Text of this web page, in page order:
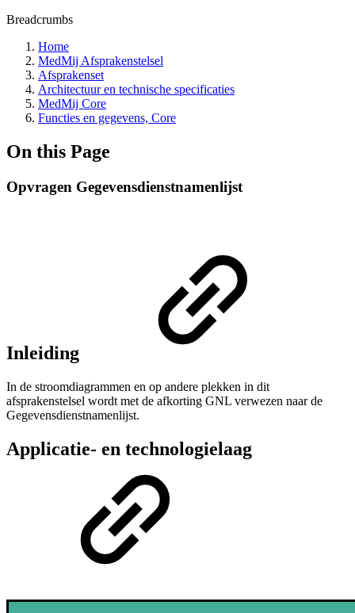
Breadcrumbs
Home
MedMij Afsprakenstelsel
Afsprakenset
Architectuur en technische specificaties
MedMij Core
Functies en gegevens, Core
On this Page
Opvragen Gegevensdienstnamenlijst
Inleiding
In de stroomdiagrammen en op andere plekken in dit
afsprakenstelsel wordt met de afkorting GNL verwezen naar de
Gegevensdienstnamenlijst.
Applicatie- en technologielaag